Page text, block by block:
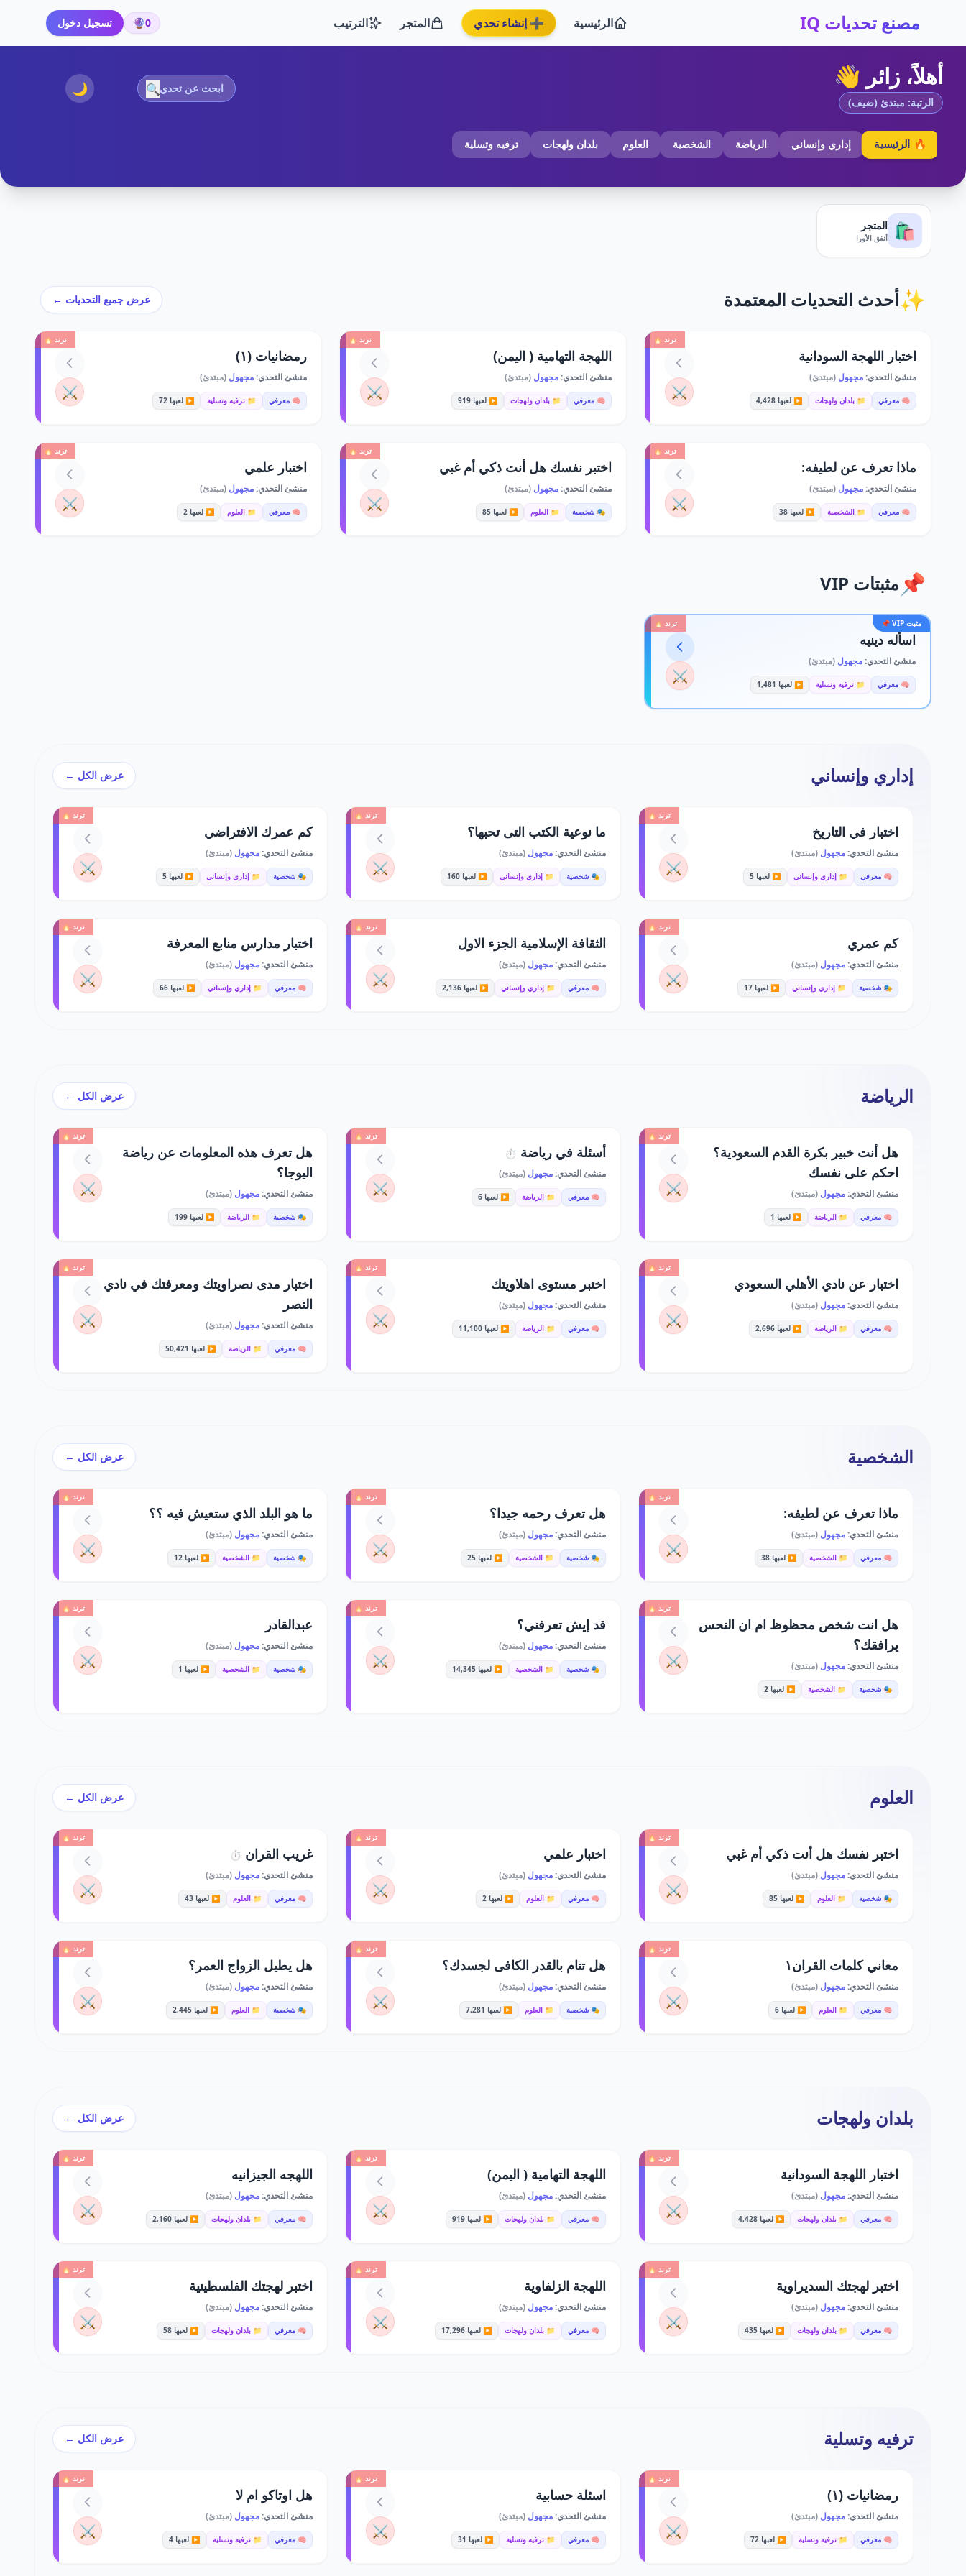
مصنع تحديات IQ الرئيسية ➕ إنشاء تحدي المتجر الترتيب 0
🔮 تسجيل دخول
أهلاً، زائر 👋
الرتبة: مبتدئ (ضيف)
🔍
🌙
🔥 الرئيسية إداري وإنساني الرياضة الشخصية العلوم بلدان ولهجات ترفيه وتسلية
🛍️ المتجر
أنفق الأورا
✨أحدث التحديات المعتمدة عرض جميع التحديات ←
ترند 🔥
اختبار اللهجة السودانية
منشئ التحدي:مجهول (مبتدئ)
🧠 معرفي 📁 بلدان ولهجات ▶️ لعبها 4,428 ⚔️
ترند 🔥
اللهجة التهامية ( اليمن)
منشئ التحدي:مجهول (مبتدئ)
🧠 معرفي 📁 بلدان ولهجات ▶️ لعبها 919 ⚔️
ترند 🔥
رمضانيات (١)
منشئ التحدي:مجهول (مبتدئ)
🧠 معرفي 📁 ترفيه وتسلية ▶️ لعبها 72 ⚔️
ترند 🔥
ماذا تعرف عن لطيفه:
منشئ التحدي:مجهول (مبتدئ)
🧠 معرفي 📁 الشخصية ▶️ لعبها 38 ⚔️
ترند 🔥
اختبر نفسك هل أنت ذكي أم غبي
منشئ التحدي:مجهول (مبتدئ)
🎭 شخصية 📁 العلوم ▶️ لعبها 85 ⚔️
ترند 🔥
اختبار علمي
منشئ التحدي:مجهول (مبتدئ)
🧠 معرفي 📁 العلوم ▶️ لعبها 2 ⚔️
📌 مثبتات VIP
مثبت VIP 📌 ترند 🔥
اسأله دينيه
منشئ التحدي:مجهول (مبتدئ)
🧠 معرفي 📁 ترفيه وتسلية ▶️ لعبها 1,481 ⚔️
إداري وإنساني عرض الكل ←
ترند 🔥
اختبار في التاريخ
منشئ التحدي:مجهول (مبتدئ)
🧠 معرفي 📁 إداري وإنساني ▶️ لعبها 5 ⚔️
ترند 🔥
ما نوعية الكتب التى تحبها؟
منشئ التحدي:مجهول(مبتدئ)
🎭 شخصية 📁 إداري وإنساني ▶️ لعبها 160 ⚔️
ترند 🔥
كم عمرك الافتراضي
منشئ التحدي:مجهول (مبتدئ)
🎭 شخصية 📁 إداري وإنساني ▶️ لعبها 5 ⚔️
ترند 🔥
كم عمري
منشئ التحدي:مجهول (مبتدئ)
🎭 شخصية 📁 إداري وإنساني ▶️ لعبها 17 ⚔️
ترند 🔥
الثقافة الإسلامية الجزء الاول
منشئ التحدي:مجهول(مبتدئ)
🧠 معرفي 📁 إداري وإنساني ▶️ لعبها 2,136 ⚔️
ترند 🔥
اختبار مدارس منابع المعرفة
منشئ التحدي:مجهول (مبتدئ)
🧠 معرفي 📁 إداري وإنساني ▶️ لعبها 66 ⚔️
الرياضة عرض الكل ←
ترند 🔥
هل أنت خبير بكرة القدم السعودية؟
احكم على نفسك
منشئ التحدي:مجهول (مبتدئ)
🧠 معرفي 📁 الرياضة ▶️ لعبها 1
⚔️
ترند 🔥
أسئلة في رياضة ⏱️
منشئ التحدي:مجهول(مبتدئ)
🧠 معرفي 📁 الرياضة ▶️ لعبها 6 ⚔️
ترند 🔥
هل تعرف هذه المعلومات عن رياضة
اليوجا؟
منشئ التحدي:مجهول (مبتدئ)
🎭 شخصية 📁 الرياضة ▶️ لعبها 199
⚔️
ترند 🔥
اختبار عن نادي الأهلي السعودي
منشئ التحدي:مجهول (مبتدئ)
🧠 معرفي 📁 الرياضة ▶️ لعبها 2,696 ⚔️
ترند 🔥
اختبر مستوى اهلاويتك
منشئ التحدي:مجهول(مبتدئ)
🧠 معرفي 📁 الرياضة ▶️ لعبها 11,100 ⚔️
ترند 🔥
اختبار مدى نصراويتك ومعرفتك في نادي
النصر
منشئ التحدي:مجهول (مبتدئ)
🧠 معرفي 📁 الرياضة ▶️ لعبها 50,421
⚔️
الشخصية عرض الكل ←
ترند 🔥
ماذا تعرف عن لطيفه:
منشئ التحدي:مجهول (مبتدئ)
🧠 معرفي 📁 الشخصية ▶️ لعبها 38 ⚔️
ترند 🔥
هل تعرف رحمه جيدا؟
منشئ التحدي:مجهول(مبتدئ)
🎭 شخصية 📁 الشخصية ▶️ لعبها 25 ⚔️
ترند 🔥
ما هو البلد الذي ستعيش فيه ؟؟
منشئ التحدي:مجهول (مبتدئ)
🎭 شخصية 📁 الشخصية ▶️ لعبها 12 ⚔️
ترند 🔥
هل انت شخص محظوظ ام ان النحس
يرافقك؟
منشئ التحدي:مجهول (مبتدئ)
🎭 شخصية 📁 الشخصية ▶️ لعبها 2
⚔️
ترند 🔥
قد إيش تعرفني؟
منشئ التحدي:مجهول(مبتدئ)
🎭 شخصية 📁 الشخصية ▶️ لعبها 14,345 ⚔️
ترند 🔥
عبدالقادر
منشئ التحدي:مجهول (مبتدئ)
🎭 شخصية 📁 الشخصية ▶️ لعبها 1 ⚔️
العلوم عرض الكل ←
ترند 🔥
اختبر نفسك هل أنت ذكي أم غبي
منشئ التحدي:مجهول (مبتدئ)
🎭 شخصية 📁 العلوم ▶️ لعبها 85 ⚔️
ترند 🔥
اختبار علمي
منشئ التحدي:مجهول(مبتدئ)
🧠 معرفي 📁 العلوم ▶️ لعبها 2 ⚔️
ترند 🔥
غريب القران ⏱️
منشئ التحدي:مجهول (مبتدئ)
🧠 معرفي 📁 العلوم ▶️ لعبها 43 ⚔️
ترند 🔥
معاني كلمات القران١
منشئ التحدي:مجهول (مبتدئ)
🧠 معرفي 📁 العلوم ▶️ لعبها 6 ⚔️
ترند 🔥
هل تنام بالقدر الكافى لجسدك؟
منشئ التحدي:مجهول(مبتدئ)
🎭 شخصية 📁 العلوم ▶️ لعبها 7,281 ⚔️
ترند 🔥
هل يطيل الزواج العمر؟
منشئ التحدي:مجهول (مبتدئ)
🎭 شخصية 📁 العلوم ▶️ لعبها 2,445 ⚔️
بلدان ولهجات عرض الكل ←
ترند 🔥
اختبار اللهجة السودانية
منشئ التحدي:مجهول (مبتدئ)
🧠 معرفي 📁 بلدان ولهجات ▶️ لعبها 4,428 ⚔️
ترند 🔥
اللهجة التهامية ( اليمن)
منشئ التحدي:مجهول(مبتدئ)
🧠 معرفي 📁 بلدان ولهجات ▶️ لعبها 919 ⚔️
ترند 🔥
اللهجه الجيزانيه
منشئ التحدي:مجهول (مبتدئ)
🧠 معرفي 📁 بلدان ولهجات ▶️ لعبها 2,160 ⚔️
ترند 🔥
اختبر لهجتك السديراوية
منشئ التحدي:مجهول (مبتدئ)
🧠 معرفي 📁 بلدان ولهجات ▶️ لعبها 435 ⚔️
ترند 🔥
اللهجة الزلفاوية
منشئ التحدي:مجهول(مبتدئ)
🧠 معرفي 📁 بلدان ولهجات ▶️ لعبها 17,296 ⚔️
ترند 🔥
اختبر لهجتك الفلسطينية
منشئ التحدي:مجهول (مبتدئ)
🧠 معرفي 📁 بلدان ولهجات ▶️ لعبها 58 ⚔️
ترفيه وتسلية عرض الكل ←
ترند 🔥
رمضانيات (١)
منشئ التحدي:مجهول (مبتدئ)
🧠 معرفي 📁 ترفيه وتسلية ▶️ لعبها 72 ⚔️
ترند 🔥
اسئلة حسابية
منشئ التحدي:مجهول(مبتدئ)
🧠 معرفي 📁 ترفيه وتسلية ▶️ لعبها 31 ⚔️
ترند 🔥
هل اوتاكو ام لا
منشئ التحدي:مجهول (مبتدئ)
🧠 معرفي 📁 ترفيه وتسلية ▶️ لعبها 4 ⚔️